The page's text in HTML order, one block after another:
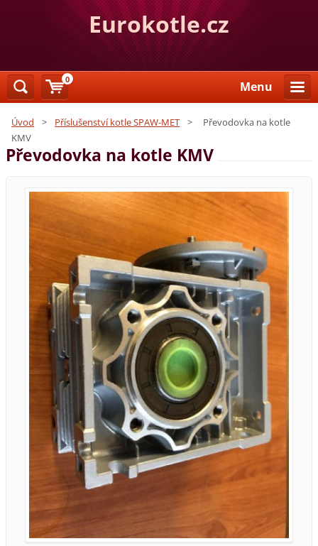
Eurokotle.cz
Menu
Úvod > Příslušenství kotle SPAW-MET >
Převodovka na kotle
KMV
Převodovka na kotle KMV
0